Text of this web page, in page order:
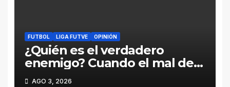
FUTBOL LIGA FUTVE OPINIÓN
¿Quién es el verdadero
enemigo? Cuando el mal del
fútbol viene desde adentro
AGO 3, 2026